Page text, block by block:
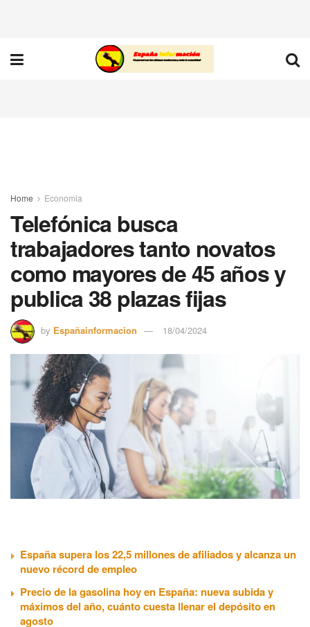
Home Economia
Telefónica busca
trabajadores tanto novatos
como mayores de 45 años y
publica 38 plazas fijas
by Españainformacion 18/04/2024
España supera los 22,5 millones de afiliados y alcanza un
nuevo récord de empleo
Precio de la gasolina hoy en España: nueva subida y
máximos del año, cuánto cuesta llenar el depósito en
agosto